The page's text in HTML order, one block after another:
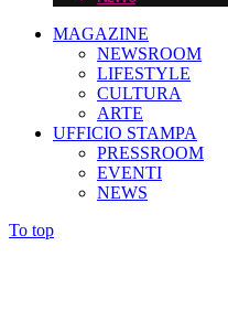
MAGAZINE
NEWSROOM
LIFESTYLE
CULTURA
ARTE
UFFICIO STAMPA
PRESSROOM
EVENTI
NEWS
To top